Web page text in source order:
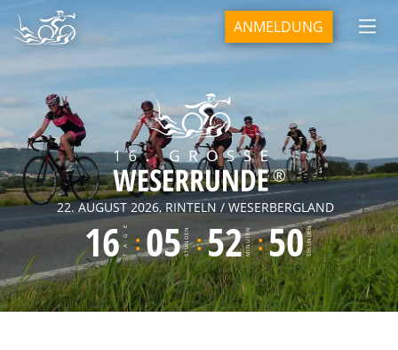
ANMELDUNG
22. AUGUST 2026, RINTELN / WESERBERGLAND
16TAGE 05STUNDEN 52MINUTEN 49SEKUNDEN